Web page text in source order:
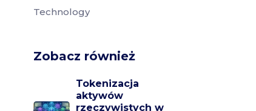
Technology
Zobacz również
Tokenizacja
aktywów
rzeczywistych w